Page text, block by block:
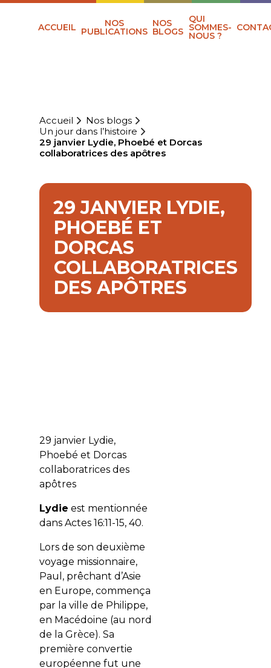
ACCUEIL NOS
PUBLICATIONS
NOS
BLOGS
QUI
SOMMES-
NOUS ?
Accueil
Nos blogs
Un jour dans l’histoire
29 janvier Lydie, Phoebé et Dorcas
collaboratrices des apôtres
29 JANVIER LYDIE,
PHOEBÉ ET
DORCAS
COLLABORATRICES
DES APÔTRES
29 janvier Lydie,
Phoebé et Dorcas
collaboratrices des
apôtres
Lydie est mentionnée
dans Actes 16:11-15, 40.
Lors de son deuxième
voyage missionnaire,
Paul, prêchant d’Asie
en Europe, commença
par la ville de Philippe,
en Macédoine (au nord
de la Grèce). Sa
première convertie
européenne fut une